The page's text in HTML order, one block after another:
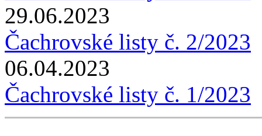
29.06.2023
Čachrovské listy č. 2/2023
06.04.2023
Čachrovské listy č. 1/2023